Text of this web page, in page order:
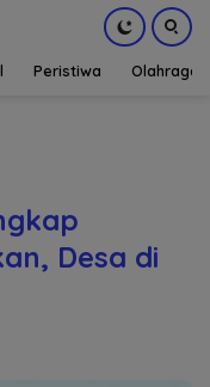
Peristiwa Olahraga
Desa di